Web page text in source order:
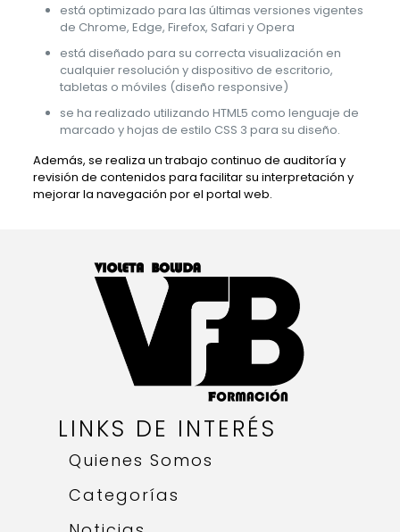
está optimizado para las últimas versiones vigentes
de Chrome, Edge, Firefox, Safari y Opera
está diseñado para su correcta visualización en
cualquier resolución y dispositivo de escritorio,
tabletas o móviles (diseño responsive)
se ha realizado utilizando HTML5 como lenguaje de
marcado y hojas de estilo CSS 3 para su diseño.
Además, se realiza un trabajo continuo de auditoría y
revisión de contenidos para facilitar su interpretación y
mejorar la navegación por el portal web.
LINKS DE INTERÉS
Quienes Somos
Categorías